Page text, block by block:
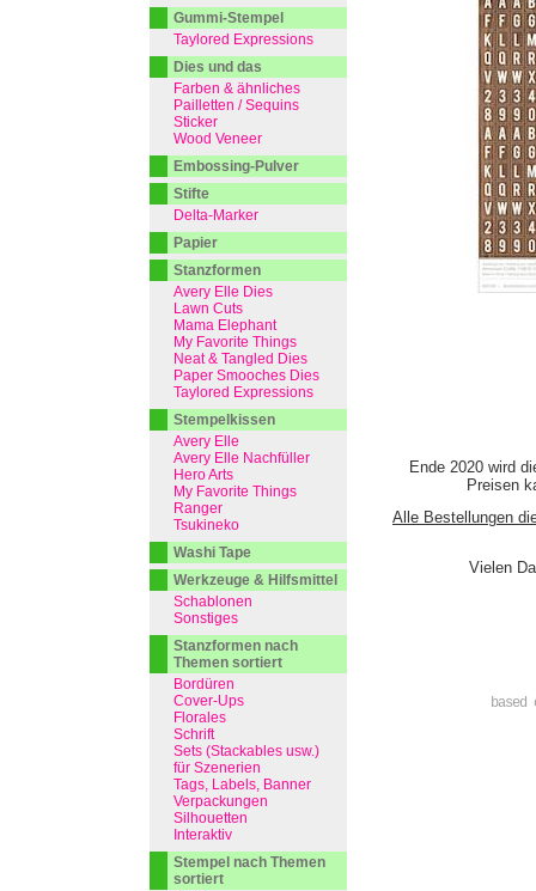
Ende 2020 wird
Preisen
Alle Bestellungen
Vielen
Gummi-Stempel
Taylored Expressions
Dies und das
Farben & ähnliches
Pailletten / Sequins
Sticker
Wood Veneer
Embossing-Pulver
Stifte
Delta-Marker
Papier
Stanzformen
Avery Elle Dies
Lawn Cuts
Mama Elephant
My Favorite Things
Neat & Tangled Dies
Paper Smooches Dies
Taylored Expressions
Stempelkissen
Avery Elle
Avery Elle Nachfüller
Hero Arts
My Favorite Things
Ranger
Tsukineko
Washi Tape
Werkzeuge & Hilfsmittel
Schablonen
Sonstiges
Stanzformen nach
Themen sortiert
Bordüren
Cover-Ups
Florales
Schrift
Sets (Stackables usw.)
für Szenerien
Tags, Labels, Banner
Verpackungen
Silhouetten
Interaktiv
Stempel nach Themen
sortiert